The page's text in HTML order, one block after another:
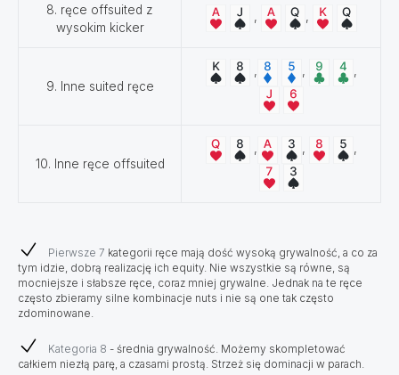
8. ręce offsuited z
wysokim kicker
, ,
9. Inne suited ręce
, , ,
10. Inne ręce offsuited
, , ,
Pierwsze 7 kategorii ręce mają dość wysoką grywalność, a co za
tym idzie, dobrą realizację ich equity. Nie wszystkie są równe, są
mocniejsze i słabsze ręce, coraz mniej grywalne. Jednak na te ręce
często zbieramy silne kombinacje nuts i nie są one tak często
zdominowane.
Kategoria 8 - średnia grywalność. Możemy skompletować
całkiem niezłą parę, a czasami prostą. Strzeż się dominacji w parach.